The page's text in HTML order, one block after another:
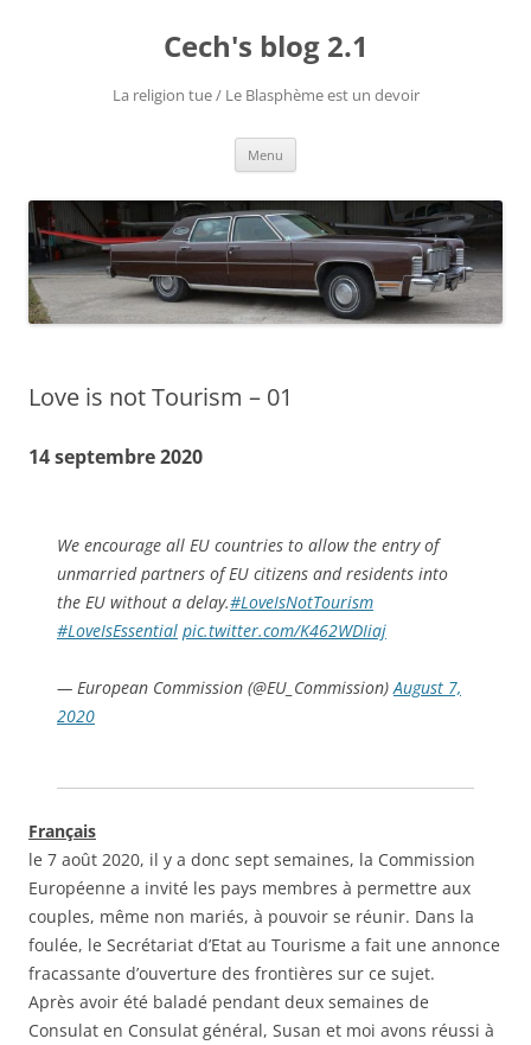
Cech's blog 2.1
La religion tue / Le Blasphème est un devoir
Menu
Love is not Tourism – 01
14 septembre 2020
We encourage all EU countries to allow the entry of
unmarried partners of EU citizens and residents into
the EU without a delay.#LoveIsNotTourism
#LoveIsEssential pic.twitter.com/K462WDIiaj
— European Commission (@EU_Commission)August 7,
2020
Français
le 7 août 2020, il y a donc sept semaines, la Commission
Européenne a invité les pays membres à permettre aux
couples, même non mariés, à pouvoir se réunir. Dans la
foulée, le Secrétariat d’Etat au Tourisme a fait une annonce
fracassante d’ouverture des frontières sur ce sujet.
Après avoir été baladé pendant deux semaines de
Consulat en Consulat général, Susan et moi avons réussi à